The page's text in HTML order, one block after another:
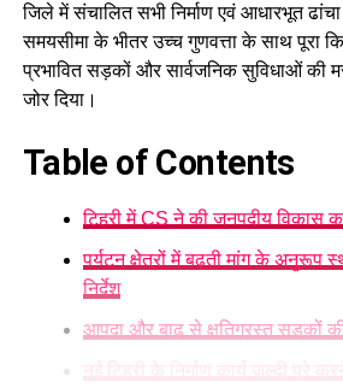
जिले में संचालित सभी निर्माण एवं आधारभूत
समयसीमा के भीतर उच्च गुणवत्ता के साथ पूरा
प्रभावित सड़कों और सार्वजनिक सुविधाओं की
जोर दिया।
Table of Contents
टिहरी में CS ने की जनपदीय विकास
पर्यटन क्षेत्रों में बढ़ती मांग के अनुरूप
निर्देश
आपदा और बाढ़ से क्षतिग्रस्त सड़कों की
नई टिहरी के निर्माण कार्य जल्दी पूरे